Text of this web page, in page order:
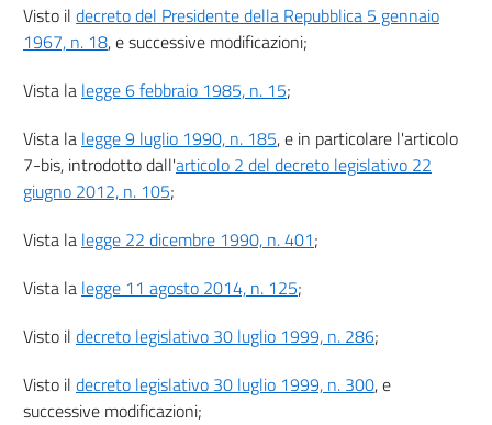
Visto il decreto del Presidente della Repubblica 5 gennaio
1967, n. 18, e successive modificazioni;
Vista la legge 6 febbraio 1985, n. 15;
Vista la legge 9 luglio 1990, n. 185, e in particolare l'articolo
7-bis, introdotto dall'articolo 2 del decreto legislativo 22
giugno 2012, n. 105;
Vista la legge 22 dicembre 1990, n. 401;
Vista la legge 11 agosto 2014, n. 125;
Visto il decreto legislativo 30 luglio 1999, n. 286;
Visto il decreto legislativo 30 luglio 1999, n. 300, e
successive modificazioni;